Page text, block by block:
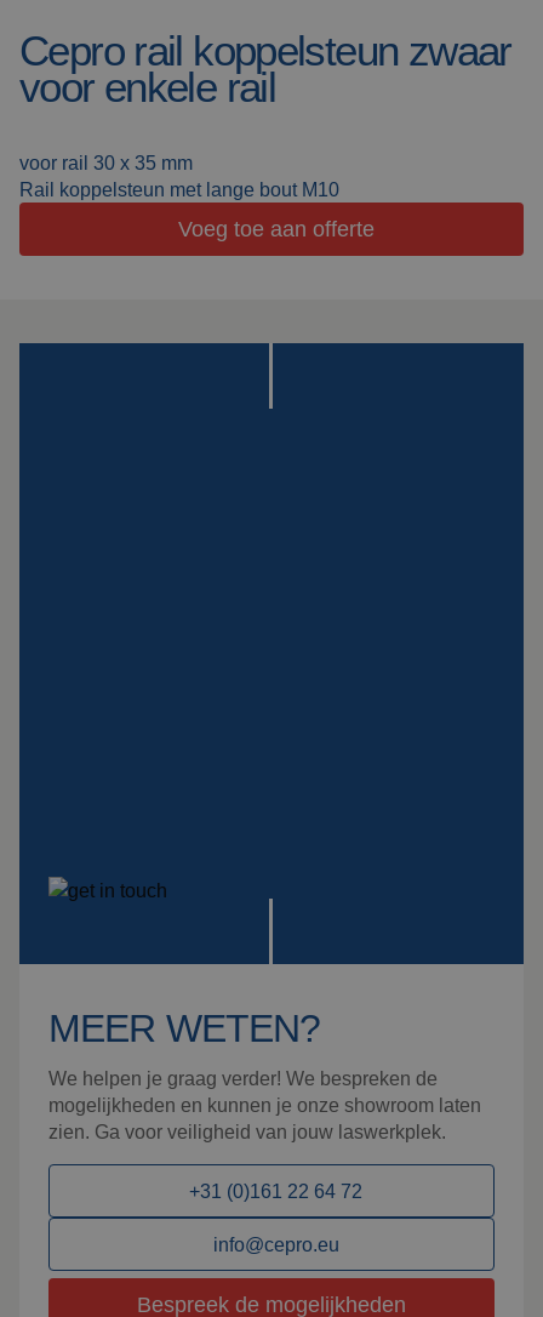
Lasdekens
Lascabines
Laserlassen
Werkcabines
Over ons
Werken bij Cepro
Actueel
Cepro rail koppelsteun zwaar
voor enkele rail
voor rail 30 x 35 mm
Rail koppelsteun met lange bout M10
Voeg toe aan offerte
MEER WETEN?
We helpen je graag verder! We bespreken de
mogelijkheden en kunnen je onze showroom laten
zien. Ga voor veiligheid van jouw laswerkplek.
+31 (0)161 22 64 72
info@cepro.eu
Bespreek de mogelijkheden